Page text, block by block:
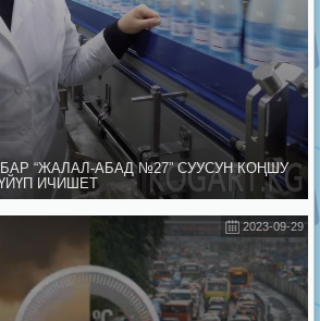
“ЖАЛАЛ-АБАД №27” СУУСУН КОҢШУ
ИЧИШЕТ
2023-09-29